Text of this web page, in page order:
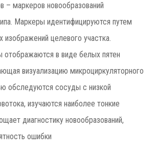
– маркеров новообразований
Маркеры идентифицируются путем
изображений целевого участка.
отображаются в виде белых пятен
визуализацию микроциркуляторного
обследуются сосуды с низкой
изучаются наиболее тонкие
диагностику новообразований,
ошибки